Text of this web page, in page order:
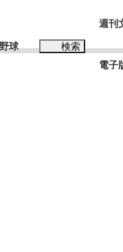
球 検索
週刊
電子